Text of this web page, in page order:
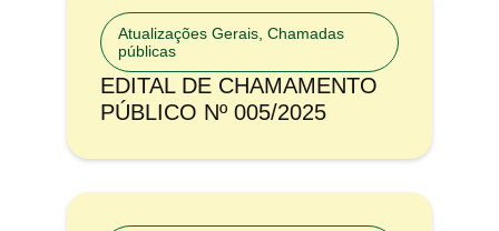
Atualizações Gerais Chamadas
públicas
EDITAL DE CHAMAMENTO
PÚBLICO Nº 005/2025